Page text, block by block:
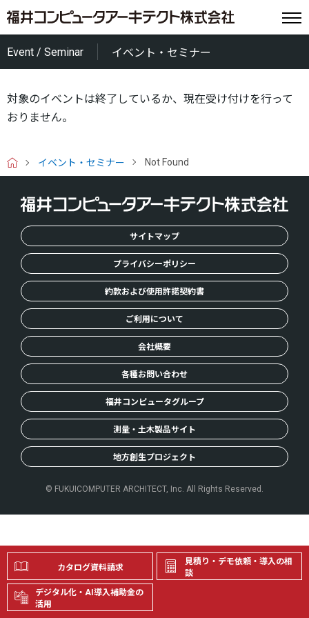
Event / Seminar イベント・セミナー
対象のイベントは終了しているか、現在受け付けを行って
おりません。
H
イベント・セミナー Not Found
カタログ資料請求
見積り・デモ依頼・導入の相
談
デジタル化・AI導入補助金の
活用
サイトマップ
プライバシーポリシー
約款および使用許諾契約書
ご利用について
会社概要
各種お問い合わせ
福井コンピュータグループ
測量・土木製品サイト
地方創生プロジェクト
© FUKUICOMPUTER ARCHITECT, Inc. All Rights Reserved.